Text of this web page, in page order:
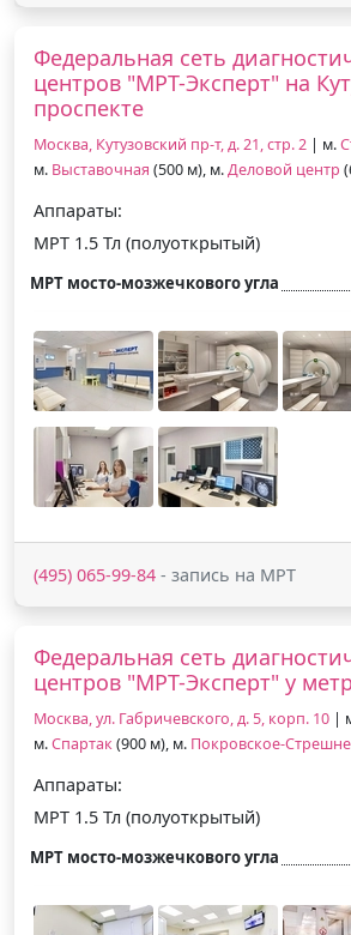
Федеральная сеть
центров "МРТ-Эксперт" на
проспекте
Москва, Кутузовский пр-т, д. 21, стр. 2 | м.
м. Выставочная (500 м), м.Деловой центр
Аппараты:
МРТ 1.5 Тл (полуоткрытый)
МРТ мосто-мозжечкового угла
(495) 065-99-84 - запись на МРТ
Федеральная сеть
центров "МРТ-Эксперт" у
Москва, ул. Габричевского, д. 5, корп. 10 |
м.Спартак(900 м), м. Покровское-
Аппараты:
МРТ 1.5 Тл (полуоткрытый)
МРТ мосто-мозжечкового угла